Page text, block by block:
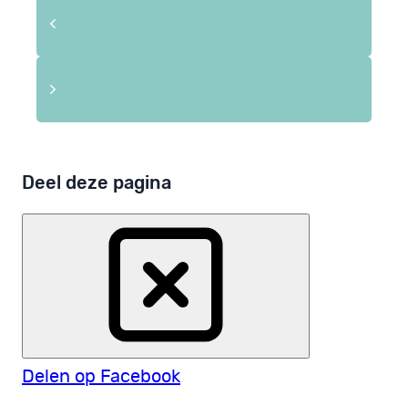
Deel deze pagina
Delen op Facebook